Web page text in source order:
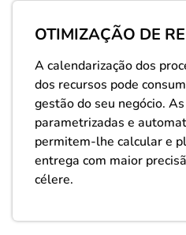
OTIMIZAÇÃO DE
A calendarização dos
dos recursos pode
gestão do seu negócio.
parametrizadas e
permitem-lhe calcular e
entrega com maior
célere.